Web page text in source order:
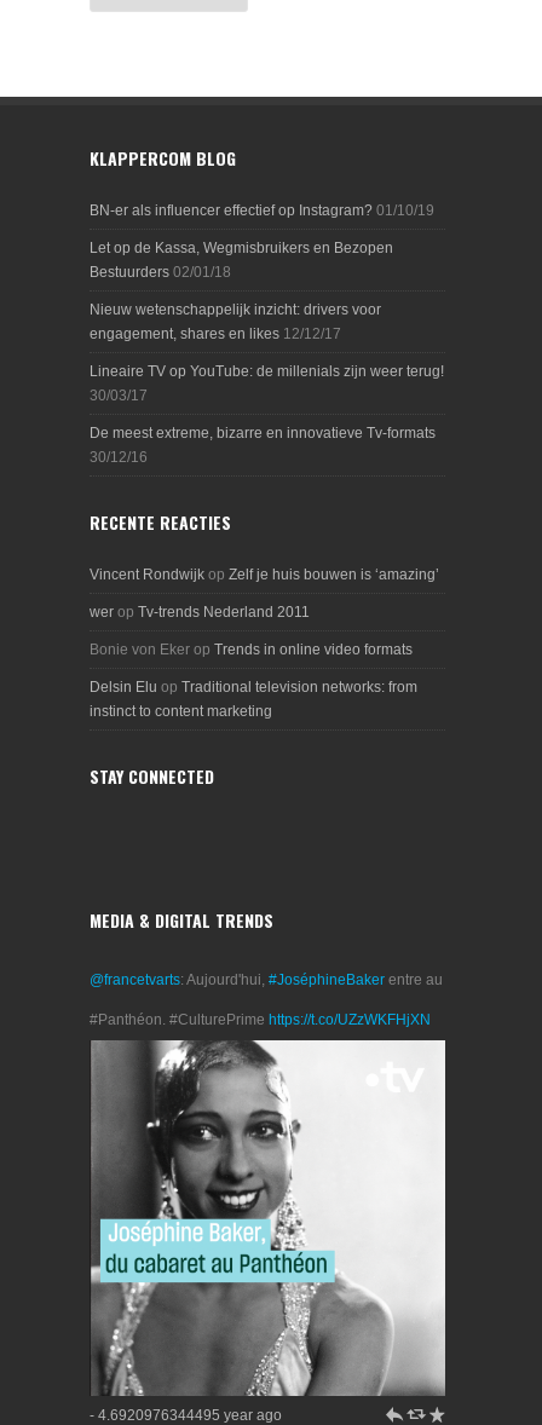
KLAPPERCOM BLOG
BN-er als influencer effectief op Instagram? 01/10/19
Let op de Kassa, Wegmisbruikers en Bezopen
Bestuurders 02/01/18
Nieuw wetenschappelijk inzicht: drivers voor
engagement, shares en likes 12/12/17
Lineaire TV op YouTube: de millenials zijn weer terug!
30/03/17
De meest extreme, bizarre en innovatieve Tv-formats
30/12/16
RECENTE REACTIES
Vincent Rondwijk op Zelf je huis bouwen is ‘amazing’
wer op Tv-trends Nederland 2011
Bonie von Eker op Trends in online video formats
Delsin Elu op Traditional television networks: from
instinct to content marketing
STAY CONNECTED
MEDIA & DIGITAL TRENDS
@francetvarts: Aujourd'hui, #JoséphineBaker entre au
#Panthéon. #CulturePrime https://t.co/UZzWKFHjXN
- 4.6920976344495 year ago h J R